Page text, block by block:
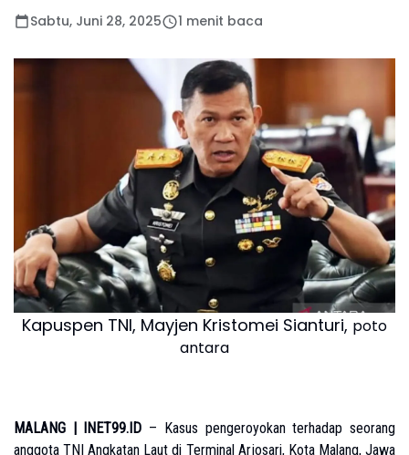
Sabtu, Juni 28, 2025 1 menit baca
Kapuspen TNI, Mayjen Kristomei Sianturi, poto
antara
MALANG | INET99.ID – Kasus pengeroyokan terhadap seorang
anggota TNI Angkatan Laut di Terminal Arjosari, Kota Malang, Jawa